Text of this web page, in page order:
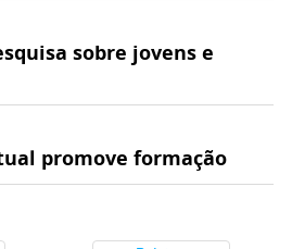
sobre jovens e
promove formação